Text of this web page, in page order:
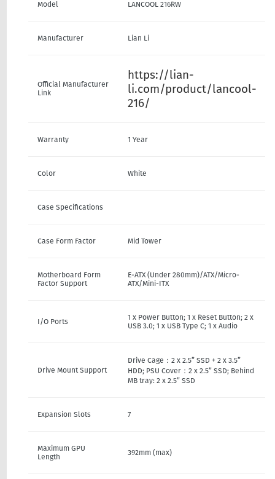
Model LANCOOL 216RW
Manufacturer Lian Li
Official Manufacturer
Link
https://lian-
li.com/product/lancool-
216/
Warranty 1 Year
Color White
Case Specifications
Case Form Factor Mid Tower
Motherboard Form
Factor Support
E-ATX (Under 280mm)/ATX/Micro-
ATX/Mini-ITX
I/O Ports
1 x Power Button; 1 x Reset Button; 2 x
USB 3.0; 1 x USB Type C; 1 x Audio
Drive Mount Support
Drive Cage：2 x 2.5” SSD + 2 x 3.5”
HDD; PSU Cover：2 x 2.5” SSD; Behind
MB tray: 2 x 2.5” SSD
Expansion Slots 7
Maximum GPU
Length
392mm (max)